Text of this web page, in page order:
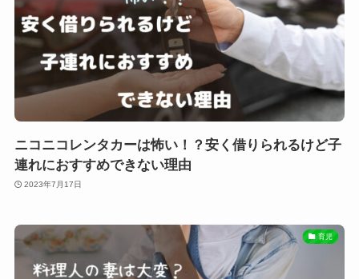
ニコニコレンタカーは怖い！？安く借りられるけど子
連れにおすすめできない理由
2023年7月17日
育児